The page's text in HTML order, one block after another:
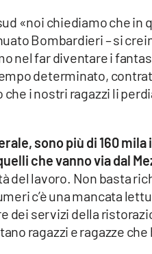
«noi chiediamo che
Bombardieri – si
nel far diventare i
determinato,
i nostri ragazzi li
sono più di 160 mila
che vanno via dal
del lavoro. Non basta
c’è una mancata
servizi della
ragazzi e ragazze